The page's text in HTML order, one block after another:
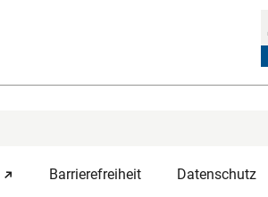
Barrierefreiheit Datenschutz